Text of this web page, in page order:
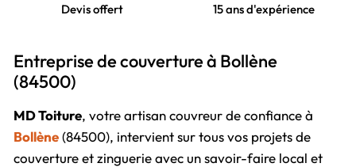
Devis offert 15 ans d'expérience
Entreprise de couverture à Bollène
(84500)
MD Toiture, votre artisan couvreur de confiance à
Bollène(84500), intervient sur tous vos projets de
couverture et zinguerie avec un savoir-faire local et